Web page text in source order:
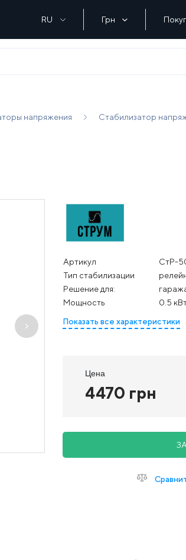
RU Грн
напряжения Стабилизатор
Артикул
СтР-
Тип стабилизации
Решение для:
Мощность
0.5
Показать все характеристики
Цена
4470 грн